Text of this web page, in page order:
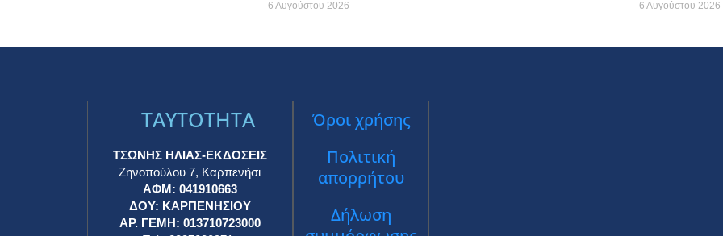
6 Αυγούστου 2026 6 Αυγούστου 2026
TAYTOTHTA
ΤΣΩΝΗΣ ΗΛΙΑΣ-ΕΚΔΟΣΕΙΣ
Ζηνοπούλου 7, Καρπενήσι
ΑΦΜ: 041910663
ΔΟΥ: ΚΑΡΠΕΝΗΣΙΟΥ
ΑΡ. ΓΕΜΗ: 013710723000
Όροι χρήσης
Πολιτική
απορρήτου
Δήλωση